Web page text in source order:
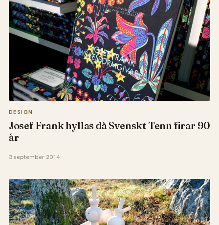
DESIGN
Josef Frank hyllas då Svenskt Tenn firar 90
år
3 september 2014